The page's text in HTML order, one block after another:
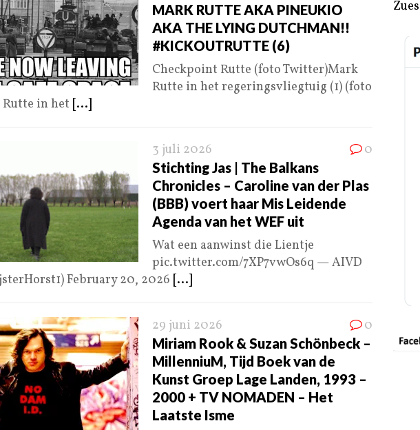
MARK RUTTE AKA PINEUKIO
AKA THE LYING DUTCHMAN!!
#KICKOUTRUTTE (6)
Checkpoint Rutte (foto Twitter)Mark
Rutte in het regeringsvliegtuig (1) (foto
in het [...]
3 juli 2026 0
Stichting Jas | The Balkans
Chronicles – Caroline van der Plas
(BBB) voert haar Mis Leidende
Agenda van het WEF uit
Wat een aanwinst die Lientje
pic.twitter.com/7XP7vwOs6q — AIVD
February 20, 2026 [...]
29 juni 2026 0
Miriam Rook & Suzan Schönbeck –
MillenniuM, Tijd Boek van de
Kunst Groep Lage Landen, 1993 –
2000 + TV NOMADEN – Het
Laatste Isme